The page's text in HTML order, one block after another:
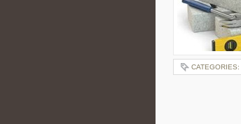
CATEGORIES: